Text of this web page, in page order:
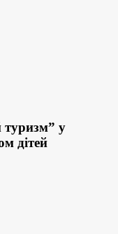
туризм” у
дітей